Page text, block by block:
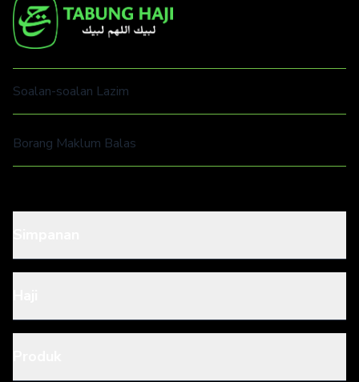
Soalan-soalan Lazim
Borang Maklum Balas